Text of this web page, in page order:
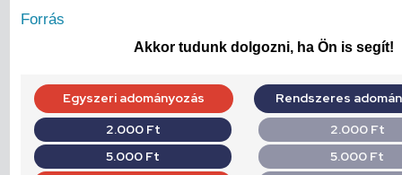
Forrás
Akkor tudunk dolgozni, ha Ön is segít!